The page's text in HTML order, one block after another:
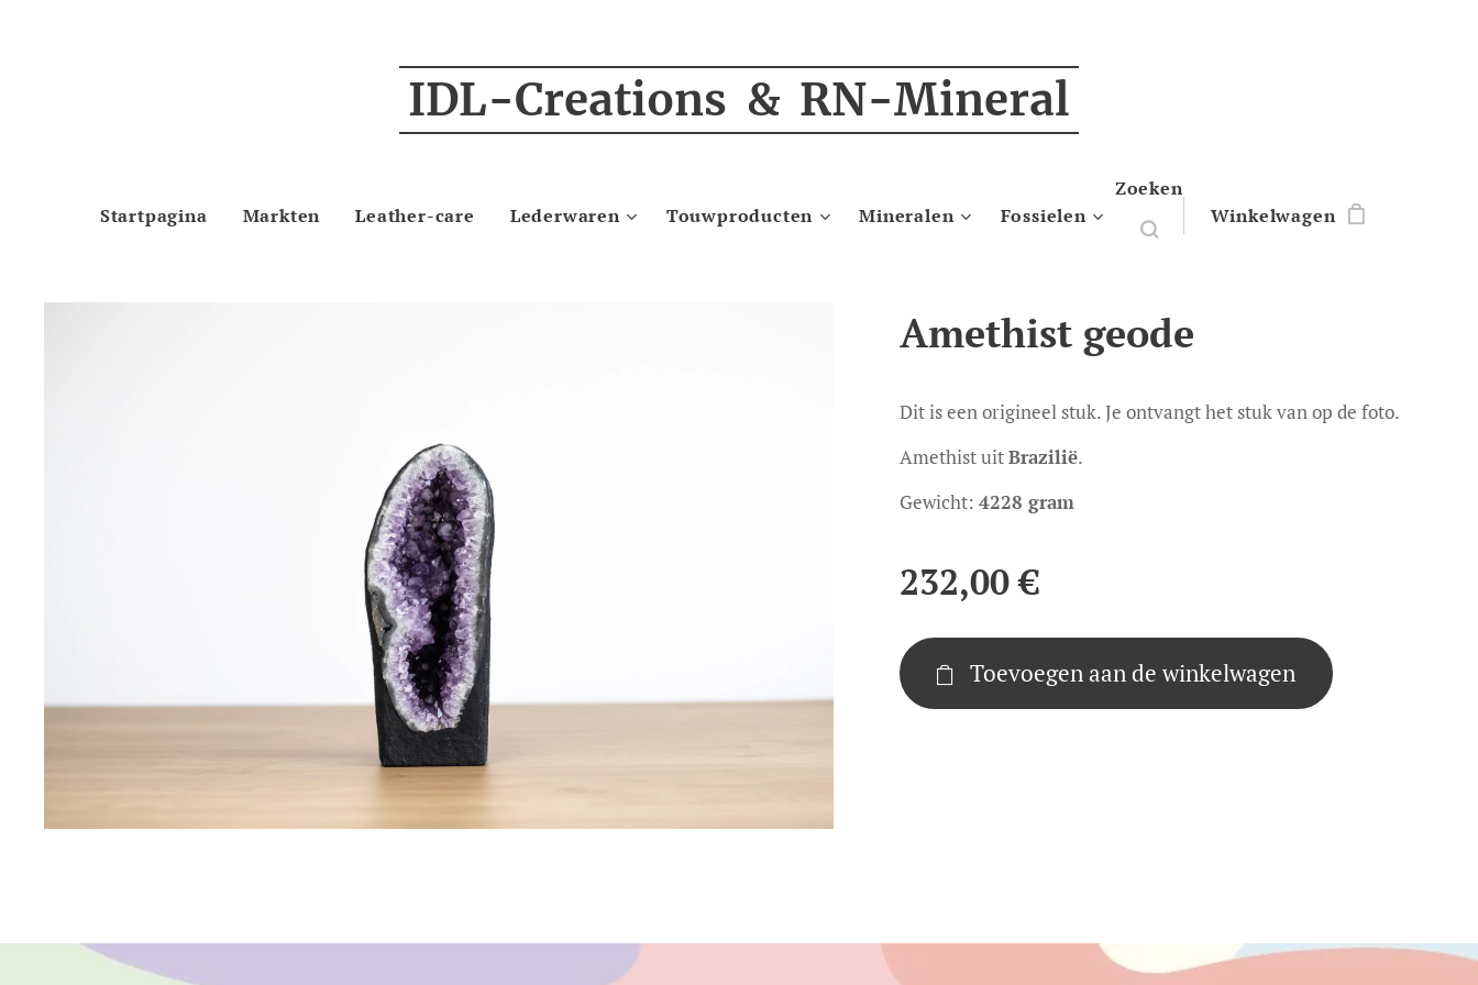
IDL-Creations & RN-Mineral
Startpagina Markten Leather-care Lederwaren Touwproducten Mineralen Fossielen
Zoeken
Winkelwagen
Amethist geode
Dit is een origineel stuk. Je ontvangt het stuk van op de foto.
Amethist uitBrazilië.
Gewicht:4228 gram
232,00€
Toevoegen aan de winkelwagen